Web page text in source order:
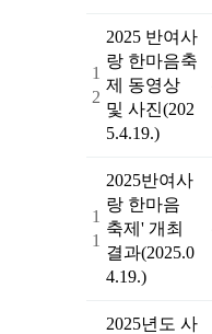
1
2
2025 반여사
랑 한마음축
제 동영상
및 사진(202
5.4.19.)
1
1
2025반여사
랑 한마음
축제' 개최
결과(2025.0
4.19.)
2025년도 사